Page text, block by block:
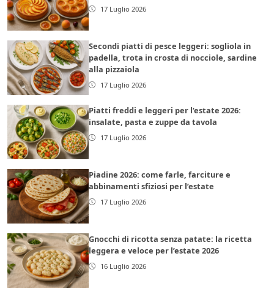
17 Luglio 2026
Secondi piatti di pesce leggeri: sogliola in
padella, trota in crosta di nocciole, sardine
alla pizzaiola
17 Luglio 2026
Piatti freddi e leggeri per l’estate 2026:
insalate, pasta e zuppe da tavola
17 Luglio 2026
Piadine 2026: come farle, farciture e
abbinamenti sfiziosi per l’estate
17 Luglio 2026
Gnocchi di ricotta senza patate: la ricetta
leggera e veloce per l’estate 2026
16 Luglio 2026